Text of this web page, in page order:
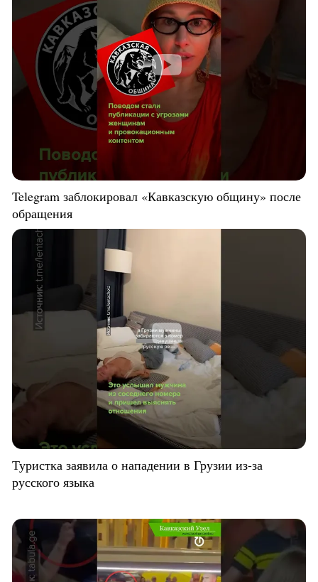
Telegram заблокировал «Кавказскую общину» после
обращения
Туристка заявила о нападении в Грузии из-за
русского языка